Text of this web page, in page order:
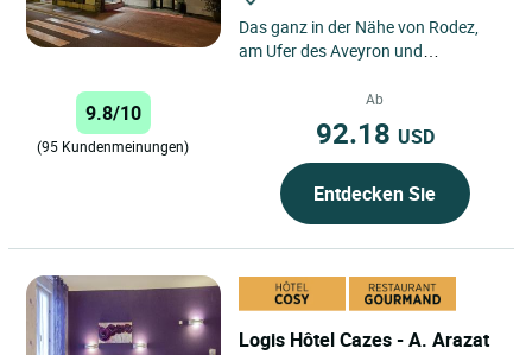
Das ganz in der Nähe von Rodez,
am Ufer des Aveyron und
Roquette gelegene Hotel „Aux
9.8/10
(95 Kundenmeinungen)
Ab
92.18 USD
Entdecken Sie
Logis Hôtel Cazes - A. Arazat